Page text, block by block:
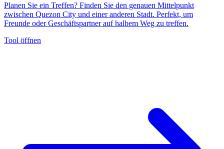
Planen Sie ein Treffen? Finden Sie den genauen Mittelpunkt
zwischen Quezon City und einer anderen Stadt. Perfekt, um
Freunde oder Geschäftspartner auf halbem Weg zu treffen.
Tool öffnen